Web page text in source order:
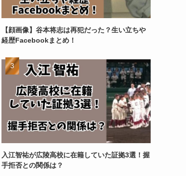
【顔画像】谷本将志は再犯だった？生い立ちや
経歴Facebookまとめ！
入江智祐が広陵高校に在籍していた証拠3選！握
手拒否との関係は？